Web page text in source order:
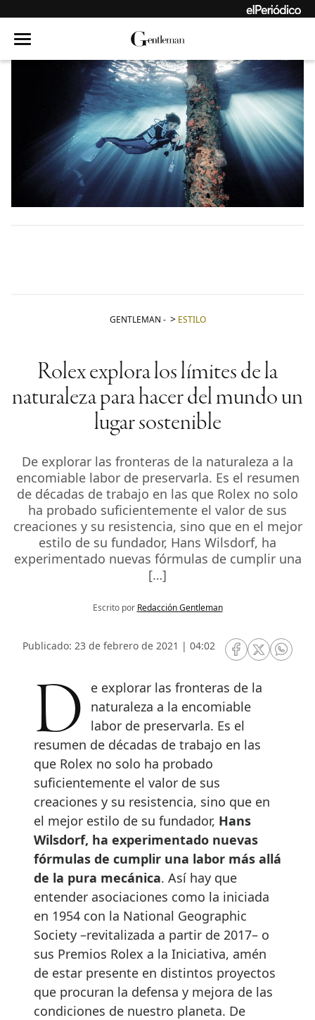
GENTLEMAN - ESTILO
Rolex explora los límites de la
naturaleza para hacer del mundo un
lugar sostenible
De explorar las fronteras de la naturaleza a la
encomiable labor de preservarla. Es el resumen
de décadas de trabajo en las que Rolex no solo
ha probado suficientemente el valor de sus
creaciones y su resistencia, sino que en el mejor
estilo de su fundador, Hans Wilsdorf, ha
experimentado nuevas fórmulas de cumplir una
[…]
Escrito por Redacción Gentleman
Publicado: 23 de febrero de 2021 | 04:02
RRSS Facebook
RRSSRRSS
De explorar las fronteras de la
naturaleza a la encomiable
labor de preservarla. Es el
resumen de décadas de trabajo en las
que Rolex no solo ha probado
suficientemente el valor de sus
creaciones y su resistencia, sino que en
el mejor estilo de su fundador, Hans
Wilsdorf, ha experimentado nuevas
fórmulas de cumplir una labor más allá
de la pura mecánica. Así hay que
entender asociaciones como la iniciada
en 1954 con la National Geographic
Society –revitalizada a partir de 2017– o
sus Premios Rolex a la Iniciativa, amén
de estar presente en distintos proyectos
que procuran la defensa y mejora de las
condiciones de nuestro planeta. De